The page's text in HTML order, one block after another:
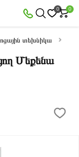
0 0
տեխնիկա
Մեքենա